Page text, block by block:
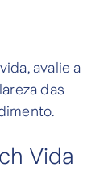
avalie a
das
Vida